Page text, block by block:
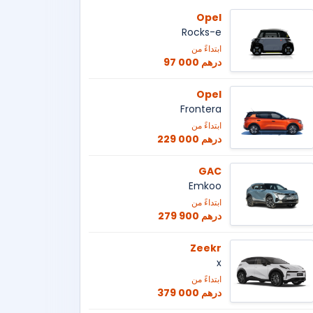
Opel
Rocks-e
ابتداءً من
97 000 درهم
Opel
Frontera
ابتداءً من
229 000 درهم
GAC
Emkoo
ابتداءً من
279 900 درهم
Zeekr
x
ابتداءً من
379 000 درهم